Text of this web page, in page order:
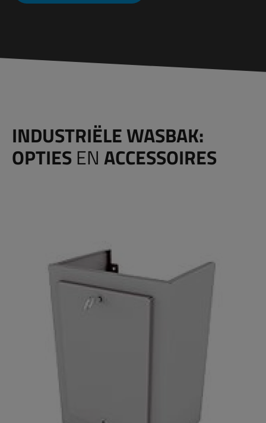
INDUSTRIËLE WASBAK:
OPTIES EN ACCESSOIRES